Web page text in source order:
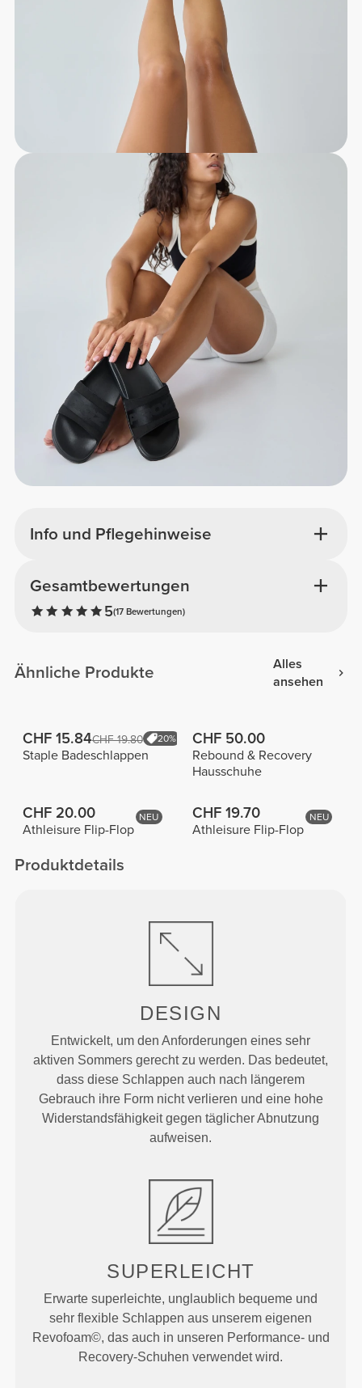
Info und Pflegehinweise
Gesamtbewertungen
5(17 Bewertungen)
Ähnliche Produkte
Alles
ansehen
CHF 15.84CHF 19.80 20%
Staple Badeschlappen
CHF 50.00
Rebound & Recovery
Hausschuhe
NEU
CHF 20.00
Athleisure Flip-Flop
NEU
CHF 19.70
Athleisure Flip-Flop
Produktdetails
DESIGN
Entwickelt, um den Anforderungen eines sehr
aktiven Sommers gerecht zu werden. Das bedeutet,
dass diese Schlappen auch nach längerem
Gebrauch ihre Form nicht verlieren und eine hohe
Widerstandsfähigkeit gegen täglicher Abnutzung
aufweisen.
SUPERLEICHT
Erwarte superleichte, unglaublich bequeme und
sehr flexible Schlappen aus unserem eigenen
Revofoam©, das auch in unseren Performance- und
Recovery-Schuhen verwendet wird.